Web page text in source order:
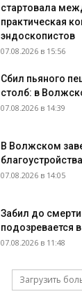
стартовала
практическая
эндоскопистов
07.08.2026 в 15:56
Сбил пьяного
столб: в
07.08.2026 в 14:39
В Волжском
07.08.2026 в 14:05
Забил до
подозревается
07.08.2026 в 11:48
Загрузить